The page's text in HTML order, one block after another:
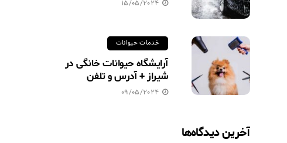
15/05/2024
خدمات حیوانات
آرایشگاه حیوانات خانگی در
شیراز + آدرس و تلفن
09/05/2024
آخرین دیدگاه‌ها